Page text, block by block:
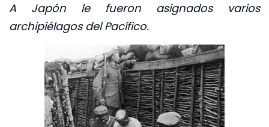
A Japón le fueron asignados varios
archipiélagos del Pacífico.